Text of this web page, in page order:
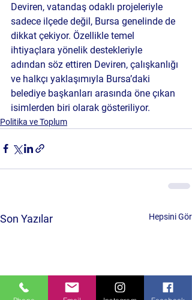
Deviren, vatandaş odaklı projeleriyle
sadece ilçede değil, Bursa genelinde de
dikkat çekiyor. Özellikle temel
ihtiyaçlara yönelik destekleriyle
adından söz ettiren Deviren, çalışkanlığı
ve halkçı yaklaşımıyla Bursa’daki
belediye başkanları arasında öne çıkan
isimlerden biri olarak gösteriliyor.
Politika ve Toplum
Son Yazılar Hepsini Gör